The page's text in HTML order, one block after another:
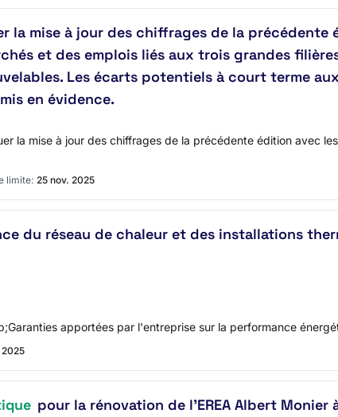
mise à jour des chiffrages de la précédente
et des emplois liés aux trois grandes
Les écarts potentiels à court terme
en évidence.
mise à jour des chiffrages de la précédente édition avec
limite: 25 nov. 2025
du réseau de chaleur et des installations
apportées par l'entreprise sur la performance
pour la rénovation de l'EREA Albert Monier